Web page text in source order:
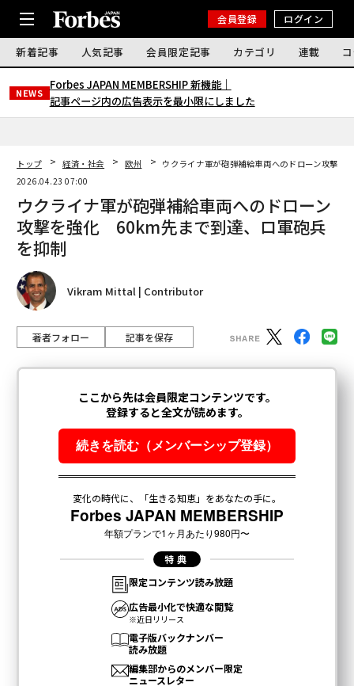
会員登録 ログイン
新着記事 人気記事 会員限定記事 カテゴリ 連載
NEWS
Forbes JAPAN MEMBERSHIP 新機能｜
記事ページ内の広告表示を最小限にしました
トップ 経済・社会 欧州
ウクライナ軍が砲弾補給車両へのドローン攻撃
2026.04.23 07:00
ウクライナ軍が砲弾補給車両へのドローン
攻撃を強化 60km先まで到達、ロ軍砲兵
を抑制
Vikram Mittal | Contributor
著者フォロー 記事を保存